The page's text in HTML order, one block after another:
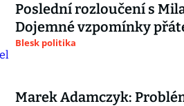
Poslední rozloučení s
Dojemné vzpomínky
Blesk politika
Marek Adamczyk: